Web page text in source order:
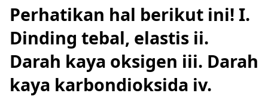
Perhatikan hal berikut ini! I.
Dinding tebal, elastis ii.
Darah kaya oksigen iii. Darah
kaya karbondioksida iv.